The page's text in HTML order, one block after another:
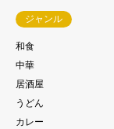
ジャンル
和食
中華
居酒屋
うどん
カレー